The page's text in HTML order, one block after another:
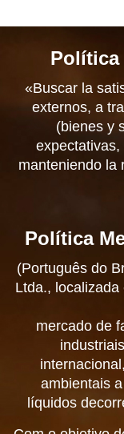
Política
«Buscar la
externos, a
(bienes y
manteniendo la
Política
(Português do
Ltda.,
mercado de
ambientais
líquidos